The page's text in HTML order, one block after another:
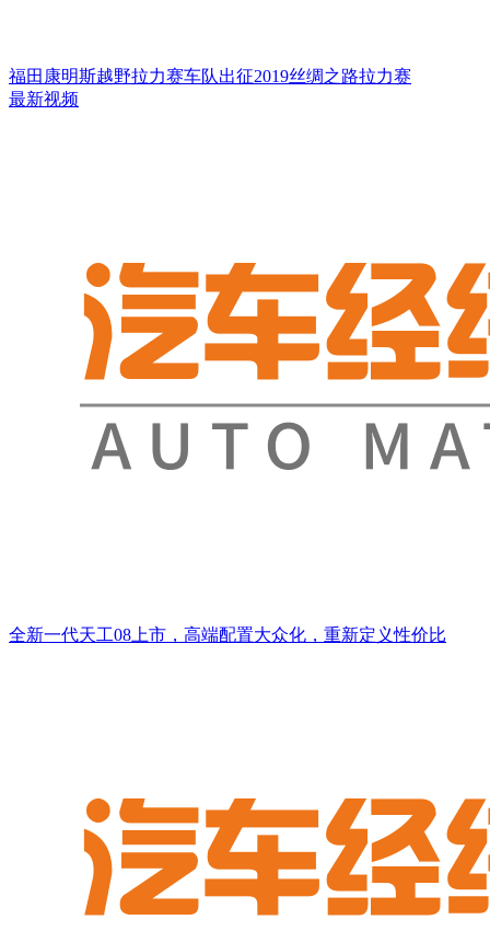
福田康明斯越野拉力赛车队出征2019丝绸之路拉力赛
最新视频
全新一代天工08上市，高端配置大众化，重新定义性价比